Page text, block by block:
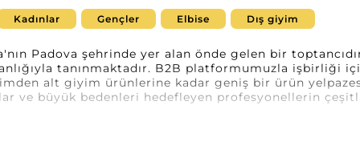
Kadınlar Gençler Elbise Dış giyim
Padova şehrinde yer alan önde gelen bir
tanınmaktadır. B2B platformumuzla işbirliği
alt giyim ürünlerine kadar geniş bir ürün
ve büyük bedenleri hedefleyen profesyonellerin